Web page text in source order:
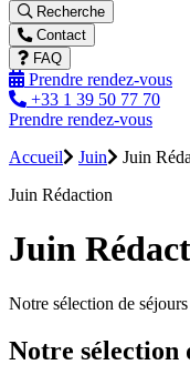
Recherche
Contact
FAQ
Prendre rendez-vous
+33 1 39 50 77 70
Prendre rendez-vous
Accueil
Juin
Juin
Juin Rédaction
Juin
Notre sélection de séjours
Notre sélection